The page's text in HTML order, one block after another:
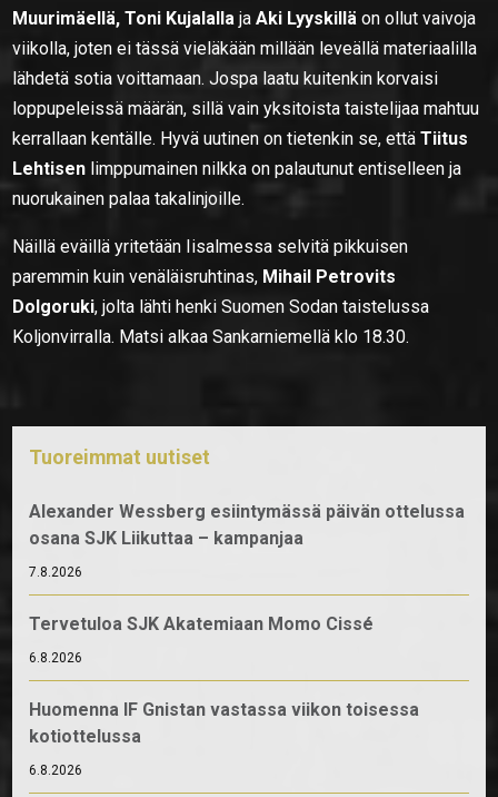
Muurimäellä, Toni Kujalalla ja Aki Lyyskillä on ollut vaivoja
viikolla, joten ei tässä vieläkään millään leveällä materiaalilla
lähdetä sotia voittamaan. Jospa laatu kuitenkin korvaisi
loppupeleissä määrän, sillä vain yksitoista taistelijaa mahtuu
kerrallaan kentälle. Hyvä uutinen on tietenkin se, ettäTiitus
Lehtisen limppumainen nilkka on palautunut entiselleen ja
nuorukainen palaa takalinjoille.
Näillä eväillä yritetään Iisalmessa selvitä pikkuisen
paremmin kuin venäläisruhtinas, Mihail Petrovits
Dolgoruki, jolta lähti henki Suomen Sodan taistelussa
Koljonvirralla. Matsi alkaa Sankarniemellä klo 18.30.
Tuoreimmat uutiset
Alexander Wessberg esiintymässä päivän ottelussa
osana SJK Liikuttaa – kampanjaa
7.8.2026
Tervetuloa SJK Akatemiaan Momo Cissé
6.8.2026
Huomenna IF Gnistan vastassa viikon toisessa
kotiottelussa
6.8.2026